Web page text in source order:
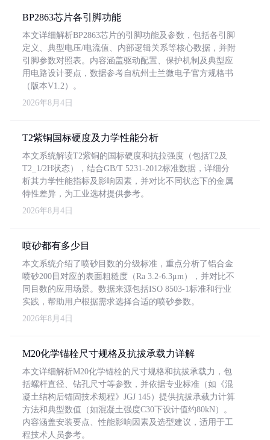
BP2863芯片各引脚功能
本文详细解析BP2863芯片的引脚功能及参数，包括各引脚
定义、典型电压/电流值、内部逻辑关系等核心数据，并附
引脚参数对照表。内容涵盖驱动配置、保护机制及典型应
用电路设计要点，数据参考自杭州士兰微电子官方规格书
（版本V1.2）。
2026年8月4日
T2紫铜国标硬度及力学性能分析
本文系统解读T2紫铜的国标硬度和抗拉强度（包括T2及
T2_1/2H状态），结合GB/T 5231-2012标准数据，详细分
析其力学性能指标及影响因素，并对比不同状态下的金属
特性差异，为工业选材提供参考。
2026年8月4日
喷砂都有多少目
本文系统介绍了喷砂目数的分级标准，重点分析了铝合金
喷砂200目对应的表面粗糙度（Ra 3.2-6.3μm），并对比不
同目数的应用场景。数据来源包括ISO 8503-1标准和行业
实践，帮助用户根据需求选择合适的喷砂参数。
2026年8月4日
M20化学锚栓尺寸规格及抗拔承载力详解
本文详细解析M20化学锚栓的尺寸规格和抗拔承载力，包
括螺杆直径、钻孔尺寸等参数，并依据专业标准（如《混
凝土结构后锚固技术规程》JGJ 145）提供抗拔承载力计算
方法和典型数值（如混凝土强度C30下设计值约80kN）。
内容涵盖安装要点、性能影响因素及选型建议，适用于工
程技术人员参考。